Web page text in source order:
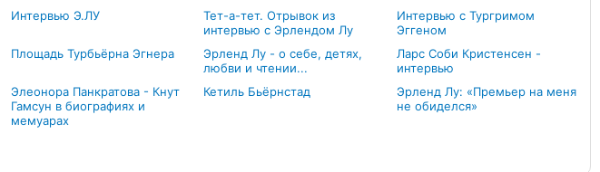
Интервью Э.ЛУ
Тет-а-тет. Отрывок из
интервью с Эрлендом Лу
Интервью c Тургримом
Эггеном
Площадь Турбьёрна Эгнера
Эрленд Лу - о себе, детях,
любви и чтении...
Ларс Соби Кристенсен -
интервью
Элеонора Панкратова - Кнут
Гамсун в биографиях и
мемуарах
Кетиль Бьёрнстад
Эрленд Лу: «Премьер на меня
не обиделся»